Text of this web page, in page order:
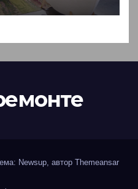
Newsup, автор Themeansar